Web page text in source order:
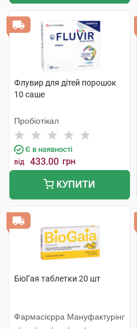
Флувир для дітей порошок
10 саше
Пробіотікал
Є в наявності
від 433.00 грн
КУПИТИ
БіоГая таблетки 20 шт
Фармасієрра Мануфактурінг